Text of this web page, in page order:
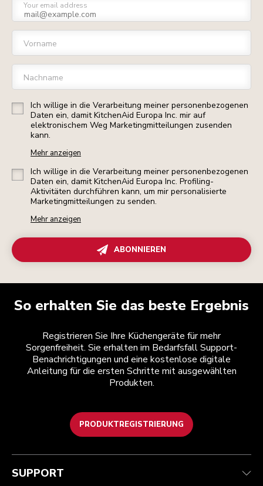
Your email address
Vorname
Nachname
Ich willige in die Verarbeitung meiner personenbezogenen
Daten ein, damit KitchenAid Europa Inc. mir auf
elektronischem Weg Marketingmitteilungen zusenden
kann.
Mehr anzeigen
Ich willige in die Verarbeitung meiner personenbezogenen
Daten ein, damit KitchenAid Europa Inc. Profiling-
Aktivitäten durchführen kann, um mir personalisierte
Marketingmitteilungen zu senden.
Mehr anzeigen
ABONNIEREN
So erhalten Sie das beste Ergebnis
Registrieren Sie Ihre Küchengeräte für mehr
Sorgenfreiheit. Sie erhalten im Bedarfsfall Support-
Benachrichtigungen und eine kostenlose digitale
Anleitung für die ersten Schritte mit ausgewählten
Produkten.
PRODUKTREGISTRIERUNG
Health Check
Verfolgen Sie Ihre Bestellung
Garantie und Dokumente
Teilnahmebedingungen
Rückgaben und Erstattungen
Impressum
Die Marke
Händlersuche
SUPPORT